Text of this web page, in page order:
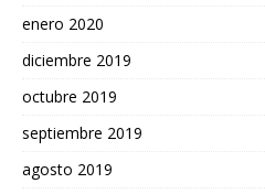
enero 2020
diciembre 2019
octubre 2019
septiembre 2019
agosto 2019